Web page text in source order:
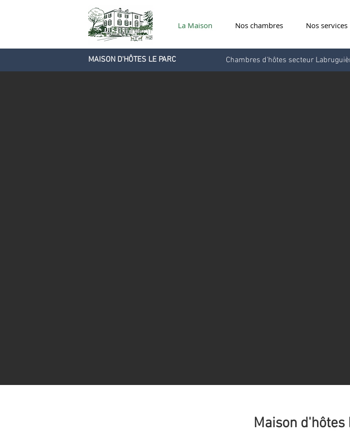
La Maison Nos chambres Nos services
MAISON D'HÔTES LE PARC Chambres d'hôtes secteur
Maison d'hôtes